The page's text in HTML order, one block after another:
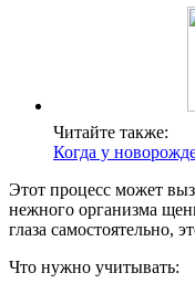
Читайте также:
Когда у
Этот процесс может
нежного организма
глаза самостоятельно,
Что нужно учитывать: